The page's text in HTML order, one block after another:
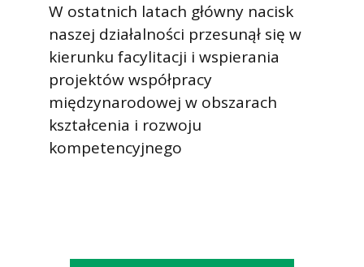
W ostatnich latach główny nacisk
naszej działalności przesunął się w
kierunku facylitacji i wspierania
projektów współpracy
międzynarodowej w obszarach
kształcenia i rozwoju
kompetencyjnego